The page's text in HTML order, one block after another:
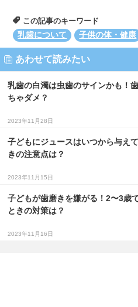
この記事のキーワード
乳歯について
子供の体・健康
あわせて読みたい
乳歯の白濁は虫歯のサインかも！
ちゃダメ？
2023年11月28日
子どもにジュースはいつから与え
きの注意点は？
2023年11月15日
子どもが歯磨きを嫌がる！2〜3歳
ときの対策は？
2023年11月16日